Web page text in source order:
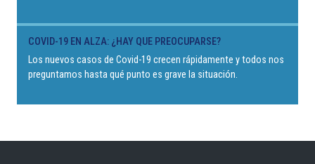
COVID-19 EN ALZA: ¿HAY QUE PREOCUPARSE?
Los nuevos casos de Covid-19 crecen rápidamente y todos nos
preguntamos hasta qué punto es grave la situación.